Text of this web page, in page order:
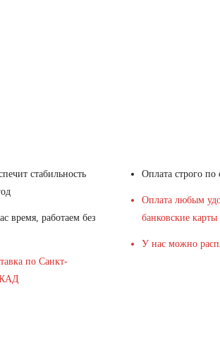
стабильность
время, работаем без
по Санкт-
КАД
Оплата строго по
Оплата любым
банковские карты
У нас можно